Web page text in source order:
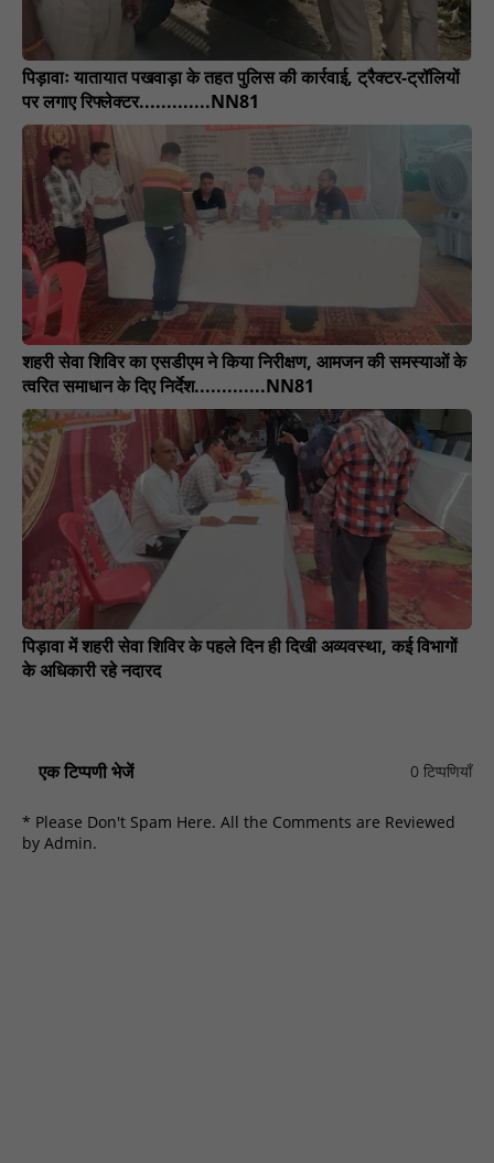
पिड़ावाः यातायात पखवाड़ा के तहत पुलिस की कार्रवाई, ट्रैक्टर-ट्रॉलियों
पर लगाए रिफ्लेक्टर.............NN81
शहरी सेवा शिविर का एसडीएम ने किया निरीक्षण, आमजन की समस्याओं के
त्वरित समाधान के दिए निर्देश.............NN81
पिड़ावा में शहरी सेवा शिविर के पहले दिन ही दिखी अव्यवस्था, कई विभागों
के अधिकारी रहे नदारद
एक टिप्पणी भेजें 0 टिप्पणियाँ
* Please Don't Spam Here. All the Comments are Reviewed
by Admin.